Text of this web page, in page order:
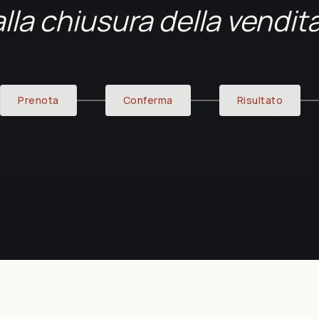
chiusura della
Prenota Conferma Risultato